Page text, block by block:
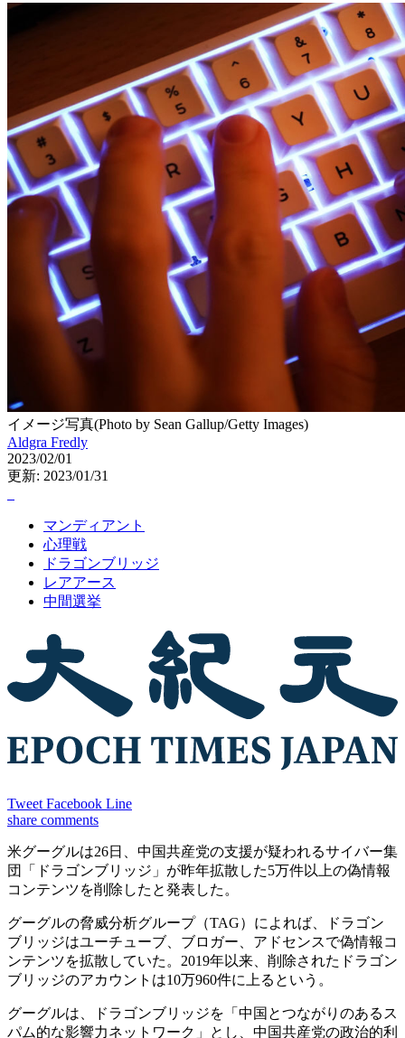
イメージ写真(Photo by Sean Gallup/Getty Images)
Aldgra Fredly
2023/02/01
更新: 2023/01/31
マンディアント
心理戦
ドラゴンブリッジ
レアアース
中間選挙
Tweet Facebook Line
share comments
米グーグルは26日、中国共産党の支援が疑われるサイバー集
団「ドラゴンブリッジ」が昨年拡散した5万件以上の偽情報
コンテンツを削除したと発表した。
グーグルの脅威分析グループ（TAG）によれば、ドラゴン
ブリッジはユーチューブ、ブロガー、アドセンスで偽情報コ
ンテンツを拡散していた。2019年以来、削除されたドラゴン
ブリッジのアカウントは10万960件に上るという。
グーグルは、ドラゴンブリッジを「中国とつながりのあるス
パム的な影響力ネットワーク」とし、中国共産党の政治的利